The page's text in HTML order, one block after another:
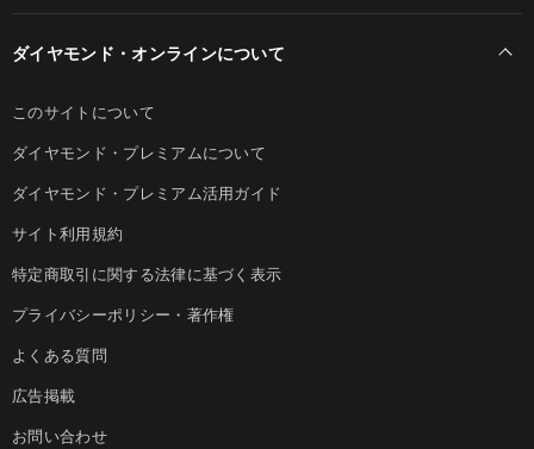
ダイヤモンド・オンラインについて
このサイトについて
ダイヤモンド・プレミアムについて
ダイヤモンド・プレミアム活用ガイド
サイト利用規約
特定商取引に関する法律に基づく表示
プライバシーポリシー・著作権
よくある質問
広告掲載
お問い合わせ